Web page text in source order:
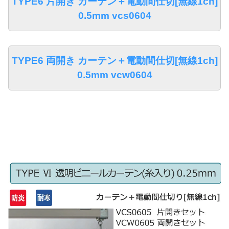
0.5mm vcs0604
TYPE6 両開き カーテン＋電動間仕切[無線1ch]
0.5mm vcw0604